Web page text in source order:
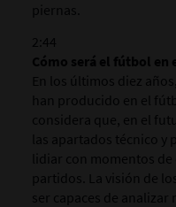
piernas.
2:44
Cómo será el fútbol en
En los últimos diez
han producido en el
considera que, en el
las apartados técnico y
lidiar con momentos
partidos. La visión de
ser capaces de analizar